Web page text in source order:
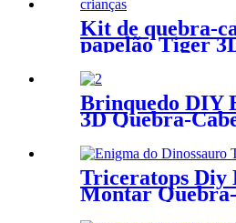
Kit de quebra-
papelão Tiger
brinquedo
CA187
Brinquedo DIY
3D Quebra-
Natal Série ZC-
Triceratops Diy
Montar
Brinquedo